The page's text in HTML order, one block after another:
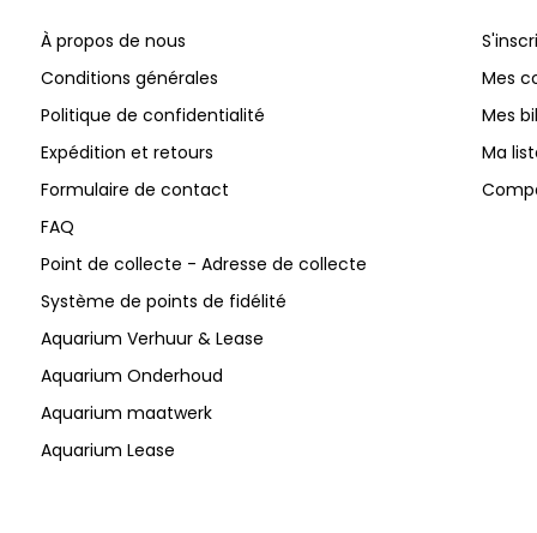
À propos de nous
Conditions générales
Politique de confidentialité
Expédition et retours
Formulaire de contact
FAQ
Point de collecte - Adresse de collecte
Système de points de fidélité
Aquarium Verhuur & Lease
Aquarium Onderhoud
Aquarium maatwerk
Aquarium Lease
Mes
Mes
Ma